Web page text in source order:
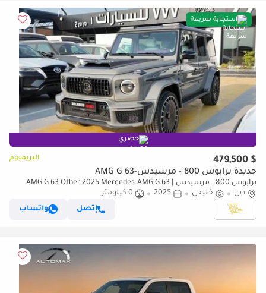
استجابة سريعة
حصري
$ 479,500 البريميوم
جديدة برابوس 800 - مرسيدس-AMG G 63
برابوس 800 - مرسيدس-AMG G 63 Other 2025 Mercedes-AMG G 63 |
4.0L Twin-Turbo V8 | 800 HP | BRABUS Middle East Warranty
دبي خليجي 2025
0 كيلومتر
إتصل
واتساب